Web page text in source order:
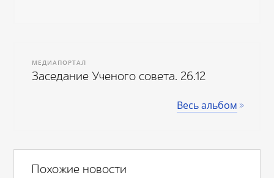
МЕДИАПОРТАЛ
Заседание Ученого совета. 26.12
Весь альбом
Похожие новости